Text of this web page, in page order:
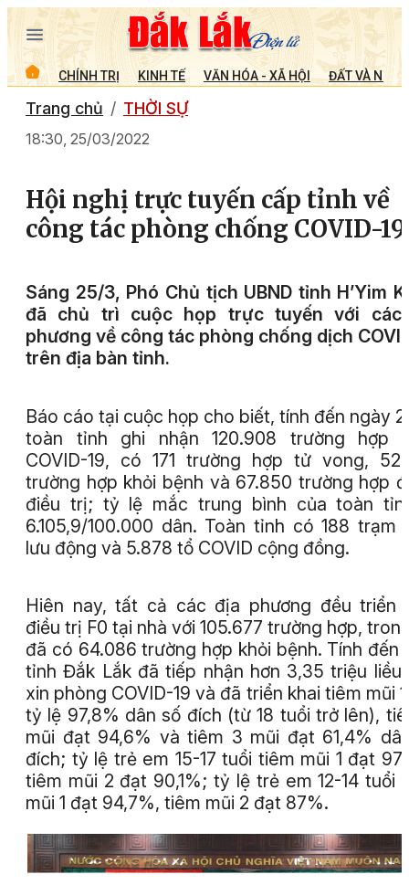
CHÍNH TRỊ KINH TẾ VĂN HÓA - XÃ HỘI ĐẤT VÀ
Trang chủ THỜI SỰ
18:30, 25/03/2022
Hội nghị trực tuyến cấp tỉnh về
công tác phòng chống COVID-19
Sáng 25/3, Phó Chủ tịch UBND tỉnh H’Yim
đã chủ trì cuộc họp trực tuyến với các
phương về công tác phòng chống dịch
trên địa bàn tỉnh.
Báo cáo tại cuộc họp cho biết, tính đến ngày
toàn tỉnh ghi nhận 120.908 trường hợp
COVID-19, có 171 trường hợp tử vong,
trường hợp khỏi bệnh và 67.850 trường hợp
điều trị; tỷ lệ mắc trung bình của toàn
6.105,9/100.000 dân. Toàn tỉnh có 188 trạm
lưu động và 5.878 tổ COVID cộng đồng.
Hiên nay, tất cả các địa phương đều triển
điều trị F0 tại nhà với 105.677 trường hợp,
đã có 64.086 trường hợp khỏi bệnh. Tính đến
tỉnh Đắk Lắk đã tiếp nhận hơn 3,35 triệu liều
xin phòng COVID-19 và đã triển khai tiêm mũi
tỷ lệ 97,8% dân số đích (từ 18 tuổi trở lên),
mũi đạt 94,6% và tiêm 3 mũi đạt 61,4%
đích; tỷ lệ trẻ em 15-17 tuổi tiêm mũi 1 đạt
tiêm mũi 2 đạt 90,1%; tỷ lệ trẻ em 12-14 tuổi
mũi 1 đạt 94,7%, tiêm mũi 2 đạt 87%.